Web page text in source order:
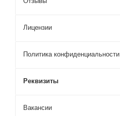
Лицензии
Политика конфиденциальности
Реквизиты
Вакансии